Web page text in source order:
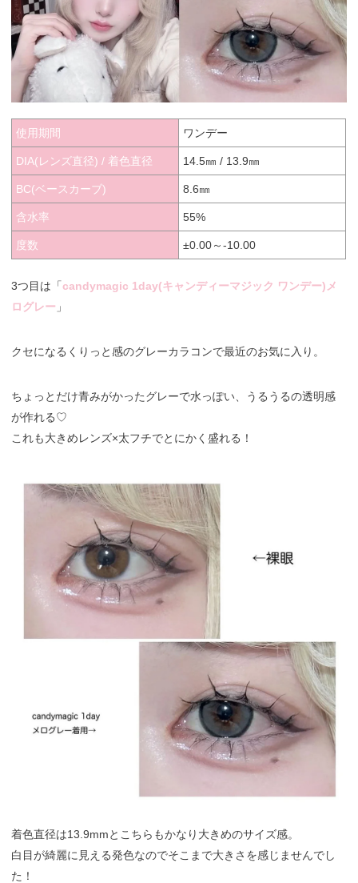
使用期間 ワンデー
DIA(レンズ直径) / 着色直径 14.5㎜ / 13.9㎜
BC(ベースカーブ) 8.6㎜
含水率 55%
度数 ±0.00～-10.00
3つ目は「candymagic 1day(キャンディーマジック ワンデー)メ
ログレー 」
クセになるくりっと感のグレーカラコンで最近のお気に入り。
ちょっとだけ青みがかったグレーで水っぽい、うるうるの透明感
が作れる♡
これも大きめレンズ×太フチでとにかく盛れる！
着色直径は13.9mmとこちらもかなり大きめのサイズ感。
白目が綺麗に見える発色なのでそこまで大きさを感じませんでし
た！